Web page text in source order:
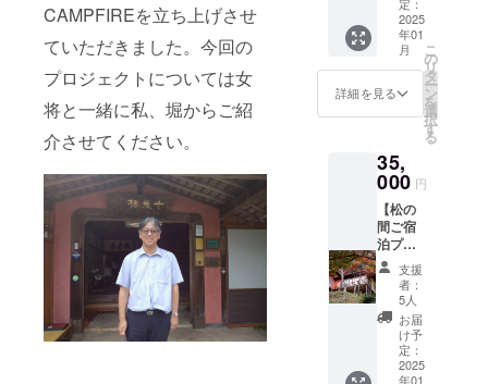
CAMPFIREを立ち上げさせ
ていただきました。今回の
プロジェクトについては女
将と一緒に私、堀からご紹
介させてください。
CAMPF
IREのプ
ロジェ
記念
し、そ
の中か
ら可愛
い絵画
をタオ
ルに印
刷し
て、千
歳楼オ
リジナ
ルタオ
ル
を作成
し皆様
にお届
手の
コット
ン ・デ
ザイ
ザイン
は写真
す。今
回
CAMPF
IRE用に
オリジ
ナル
トート
バッグ
を作成
します
千歳
楼には
明治、
さい）
・掲
載期
間：
2025年
以降
り）
・掲
載方
法：文
字のみ
■千歳楼
でも使
用して
いる食
材をも
ちいた
「東京
南青山
人名）
を記念
プレー
トにし
て松の
間に飾
備考欄
へ希望
名をご
記入く
ださい
（ご辞
退され
る場合
はその
旨ご記
入くだ
さい）
・掲
様）】
■心から
の感謝
の気持
ちを込
めお礼
ルを送
信させ
ていた
だきま
す。 ■
ご支援
頂いた
皆様全
員のお
名前
（個人
名、法
人名）
2025
年01
月
詳細を見る
こ
の
リ
タ
ー
ン
を
選
択
す
る
35,
000 円
【松の
間ご宿
泊プラ
ン（1名
様）】
■心から
の感謝
の気持
ちを込
めお礼
支援
者：
5人
お届
け予
定：
2025
年01